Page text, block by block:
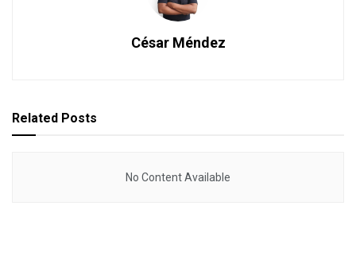
César Méndez
Related Posts
No Content Available